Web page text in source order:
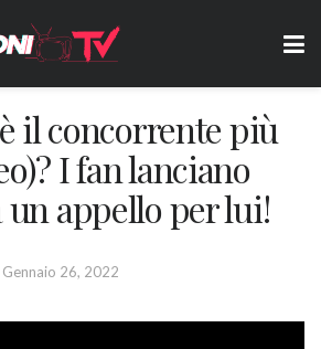
il concorrente più
I fan lanciano
appello per lui!
Gennaio 26, 2022